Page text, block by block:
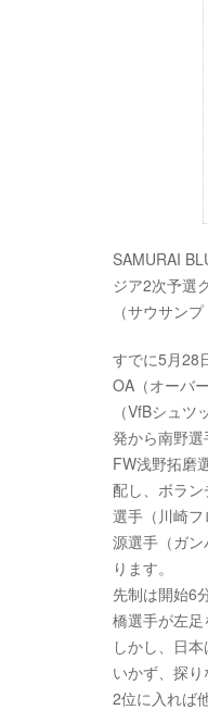
SAMURAI
ジア2次予選
（サウサン
すでに5月28
OA（オーバ
（VfBシュ
発から南野選
FW浅野拓磨
配し、ボラ
選手（川崎
源選手（ガ
ります。
先制は開始6
橋選手が左足
しかし、日
いかず、探り
2位に入れば